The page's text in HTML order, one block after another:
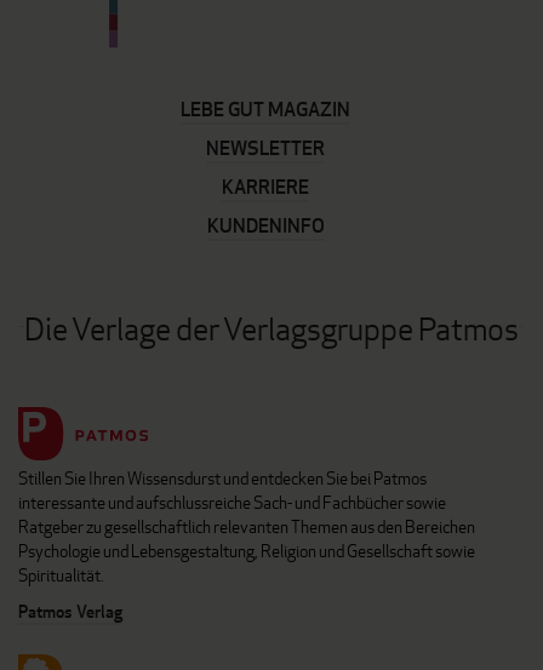
LEBE GUT MAGAZIN
NEWSLETTER
KARRIERE
KUNDENINFO
Die Verlage der Verlagsgruppe Patmos
Stillen Sie Ihren Wissensdurst und entdecken Sie bei Patmos
interessante und aufschlussreiche Sach- und Fachbücher sowie
Ratgeber zu gesellschaftlich relevanten Themen aus den Bereichen
Psychologie und Lebensgestaltung, Religion und Gesellschaft sowie
Spiritualität.
Patmos Verlag